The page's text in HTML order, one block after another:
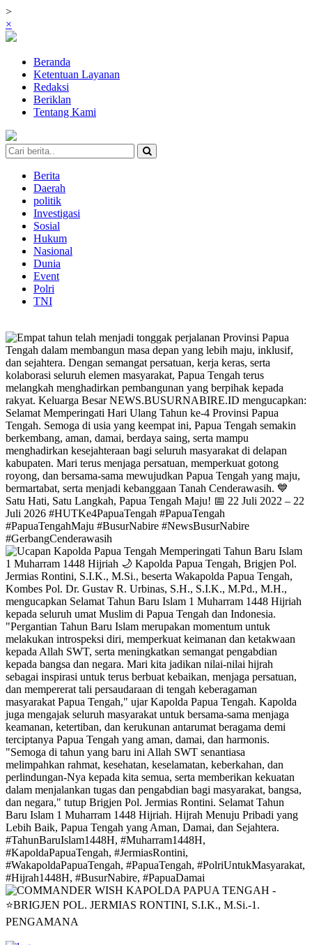
>
×
Beranda
Ketentuan Layanan
Redaksi
Beriklan
Tentang Kami
Berita
Daerah
politik
Investigasi
Sosial
Hukum
Nasional
Dunia
Event
Polri
TNI